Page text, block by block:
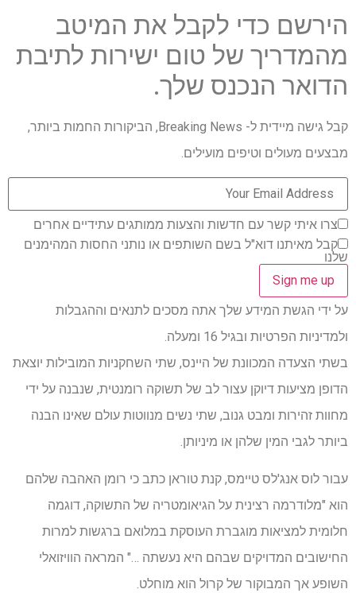
הירשם כדי לקבל את המיטב
מהמדריך של טום ישירות לתיבת
הדואר הנכנס שלך.
קבל גישה מיידית ל- Breaking News, הביקורות החמות ביותר,
מבצעים מעולים וטיפים מועילים.
צרו איתי קשר עם חדשות והצעות ממותגים עתידיים אחרים
קבל מאיתנו דוא"ל בשם השותפים או נותני החסות המהימנים
שלנו
על ידי הגשת המידע שלך אתה מסכים לתנאים וההגבלות
ולמדיניות הפרטיות ובגיל 16 ומעלה.
בשתי הצעדה המכוונת של היינס, שתי השחקניות המובילות יוצאת
הדופן מציעות דיוקן עצור לב של תשוקה רומנטית, שנבנה על ידי
מחוות זהירות ומבט גנוב, שתי נשים מנווטות עולם שאינו הבנה
ביותר לגבי המין שלהן או מיניותן.
עבור לוס אנג'לס טיימס, קנת טוראן כתב כי רומן האהבה שלהם
הוא "מלודרמה רצינית על הגיאומטריה של התשוקה, דוגמה
חלומית למציאות מוגברת העוסקת במלואם ברגשות למרות
החישובים המדויקים שבהם היא נעשתה …" המראה הוויזואלי
השופע אך המבוקור של קרול הוא מוחלט.